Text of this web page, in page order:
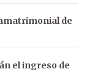
de
el ingreso de